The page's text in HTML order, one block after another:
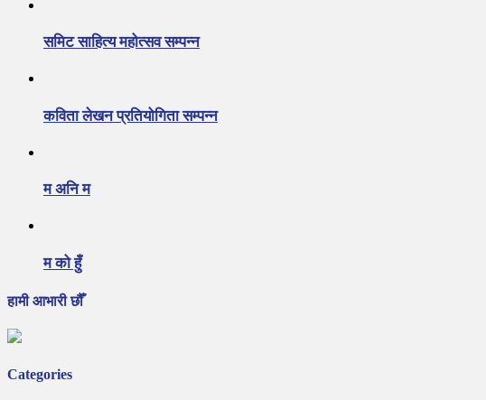
समिट साहित्य महोत्सव सम्पन्न
कविता लेखन प्रतियोगिता सम्पन्न
म अनि म
म को हुँ
हामी आभारी छौँ
Categories